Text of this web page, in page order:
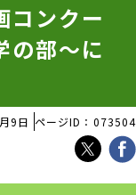
コンクー
の部～に
9日 ページID：073504